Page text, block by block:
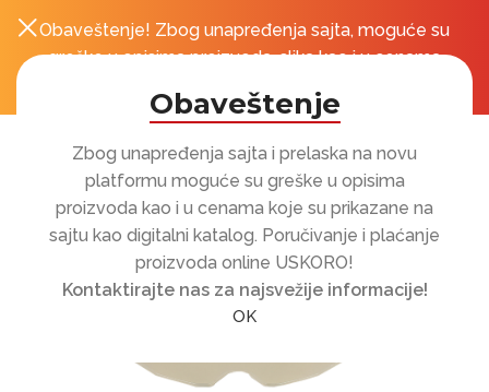
Obaveštenje
Zbog unapređenja sajta i prelaska na novu
platformu moguće su greške u opisima
proizvoda kao i u cenama koje su prikazane na
sajtu kao digitalni katalog. Poručivanje i plaćanje
proizvoda online USKORO!
Kontaktirajte nas za najsvežije informacije!
OK
Obaveštenje! Zbog unapređenja sajta, moguće su
greške u opisima proizvoda, slika kao i u cenama